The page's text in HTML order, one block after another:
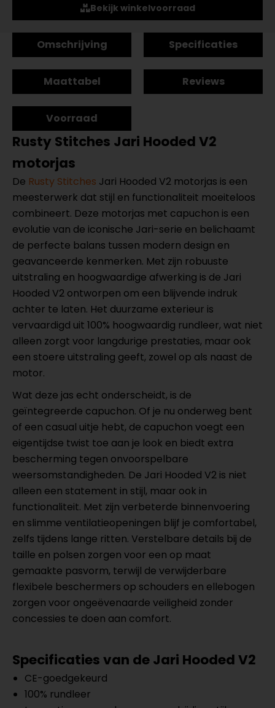
Bekijk winkelvoorraad
Omschrijving Specificaties
Maattabel Reviews
Voorraad
Rusty Stitches Jari Hooded V2
motorjas
De Rusty Stitches Jari Hooded V2 motorjas is een
meesterwerk dat stijl en functionaliteit moeiteloos
combineert. Deze motorjas met capuchon is een
evolutie van de iconische Jari-serie en belichaamt
de perfecte balans tussen modern design en
geavanceerde kenmerken. Met zijn robuuste
uitstraling en hoogwaardige afwerking is de Jari
Hooded V2 ontworpen om een blijvende indruk
achter te laten. Het duurzame exterieur is
vervaardigd uit 100% hoogwaardig rundleer, wat niet
alleen zorgt voor langdurige prestaties, maar ook
een stoere uitstraling geeft, zowel op als naast de
motor.
Wat deze jas echt onderscheidt, is de
geïntegreerde capuchon. Of je nu onderweg bent
of een casual uitje hebt, de capuchon voegt een
eigentijdse twist toe aan je look en biedt extra
bescherming tegen onvoorspelbare
weersomstandigheden. De Jari Hooded V2 is niet
alleen een statement in stijl, maar ook in
functionaliteit. Met zijn verbeterde binnenvoering
en slimme ventilatieopeningen blijf je comfortabel,
zelfs tijdens lange ritten. Verstelbare details bij de
taille en polsen zorgen voor een op maat
gemaakte pasvorm, terwijl de verwijderbare
flexibele beschermers op schouders en ellebogen
zorgen voor ongeëvenaarde veiligheid zonder
concessies te doen aan comfort.
Specificaties van de Jari Hooded V2
CE-goedgekeurd
100% rundleer